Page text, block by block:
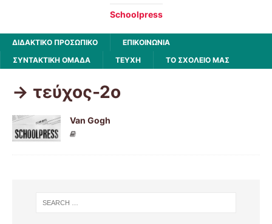
Schoolpress
ΔΙΔΑΚΤΙΚΟ ΠΡΟΣΩΠΙΚΟ
ΕΠΙΚΟΙΝΩΝΙΑ
ΣΥΝΤΑΚΤΙΚΗ ΟΜΑΔΑ
ΤΕΥΧΗ ΤΟ ΣΧΟΛΕΙΟ ΜΑΣ
-> τεύχος-2ο
Van Gogh